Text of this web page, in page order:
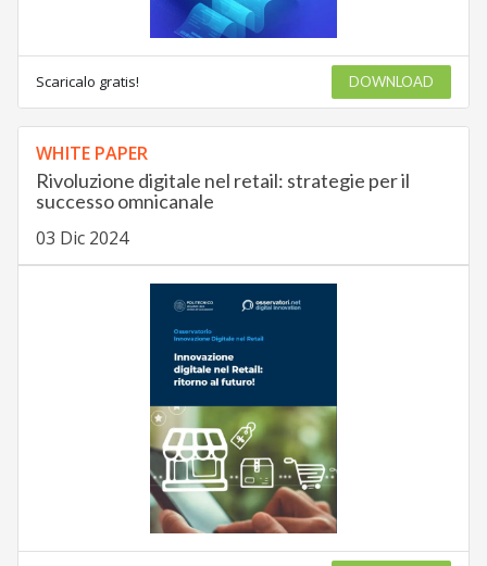
Scaricalo gratis! DOWNLOAD
WHITE PAPER
Rivoluzione digitale nel retail: strategie per il
successo omnicanale
03 Dic 2024